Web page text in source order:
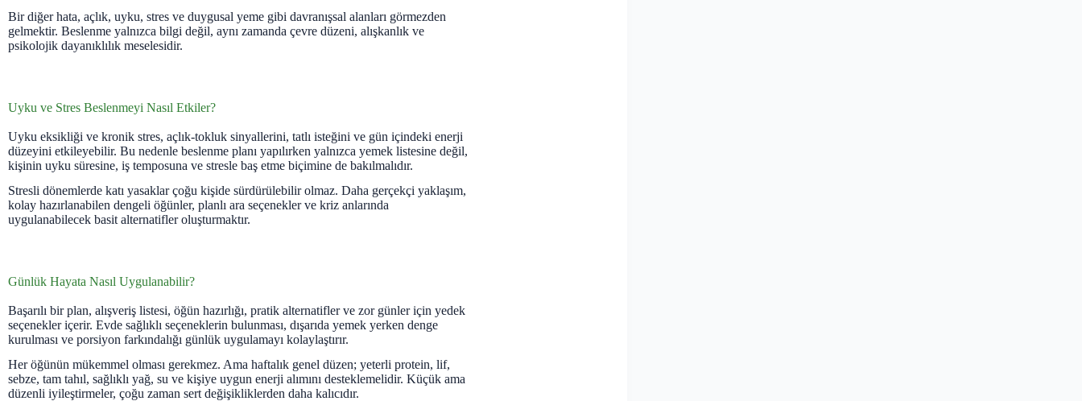
Bir diğer hata, açlık, uyku, stres ve duygusal yeme gibi davranışsal alanları görmezden
gelmektir. Beslenme yalnızca bilgi değil, aynı zamanda çevre düzeni, alışkanlık ve
psikolojik dayanıklılık meselesidir.
Uyku ve Stres Beslenmeyi Nasıl Etkiler?
Uyku eksikliği ve kronik stres, açlık-tokluk sinyallerini, tatlı isteğini ve gün içindeki enerji
düzeyini etkileyebilir. Bu nedenle beslenme planı yapılırken yalnızca yemek listesine değil,
kişinin uyku süresine, iş temposuna ve stresle baş etme biçimine de bakılmalıdır.
Stresli dönemlerde katı yasaklar çoğu kişide sürdürülebilir olmaz. Daha gerçekçi yaklaşım,
kolay hazırlanabilen dengeli öğünler, planlı ara seçenekler ve kriz anlarında
uygulanabilecek basit alternatifler oluşturmaktır.
Günlük Hayata Nasıl Uygulanabilir?
Başarılı bir plan, alışveriş listesi, öğün hazırlığı, pratik alternatifler ve zor günler için yedek
seçenekler içerir. Evde sağlıklı seçeneklerin bulunması, dışarıda yemek yerken denge
kurulması ve porsiyon farkındalığı günlük uygulamayı kolaylaştırır.
Her öğünün mükemmel olması gerekmez. Ama haftalık genel düzen; yeterli protein, lif,
sebze, tam tahıl, sağlıklı yağ, su ve kişiye uygun enerji alımını desteklemelidir. Küçük ama
düzenli iyileştirmeler, çoğu zaman sert değişikliklerden daha kalıcıdır.